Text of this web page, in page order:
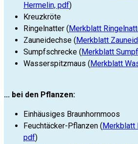
Hermelin, pdf)
Kreuzkröte
Ringelnatter ( Merkblatt
Zauneidechse ( Merkblatt
Sumpfschrecke ( Merkblatt
Wasserspitzmaus ( Merkblatt
... bei den Pflanzen:
Einhäusiges Braunhornmoos
Feuchtäcker-Pflanzen ( Merkblatt
pdf)